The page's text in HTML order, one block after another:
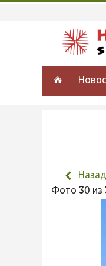
Назад
Фото 30 из